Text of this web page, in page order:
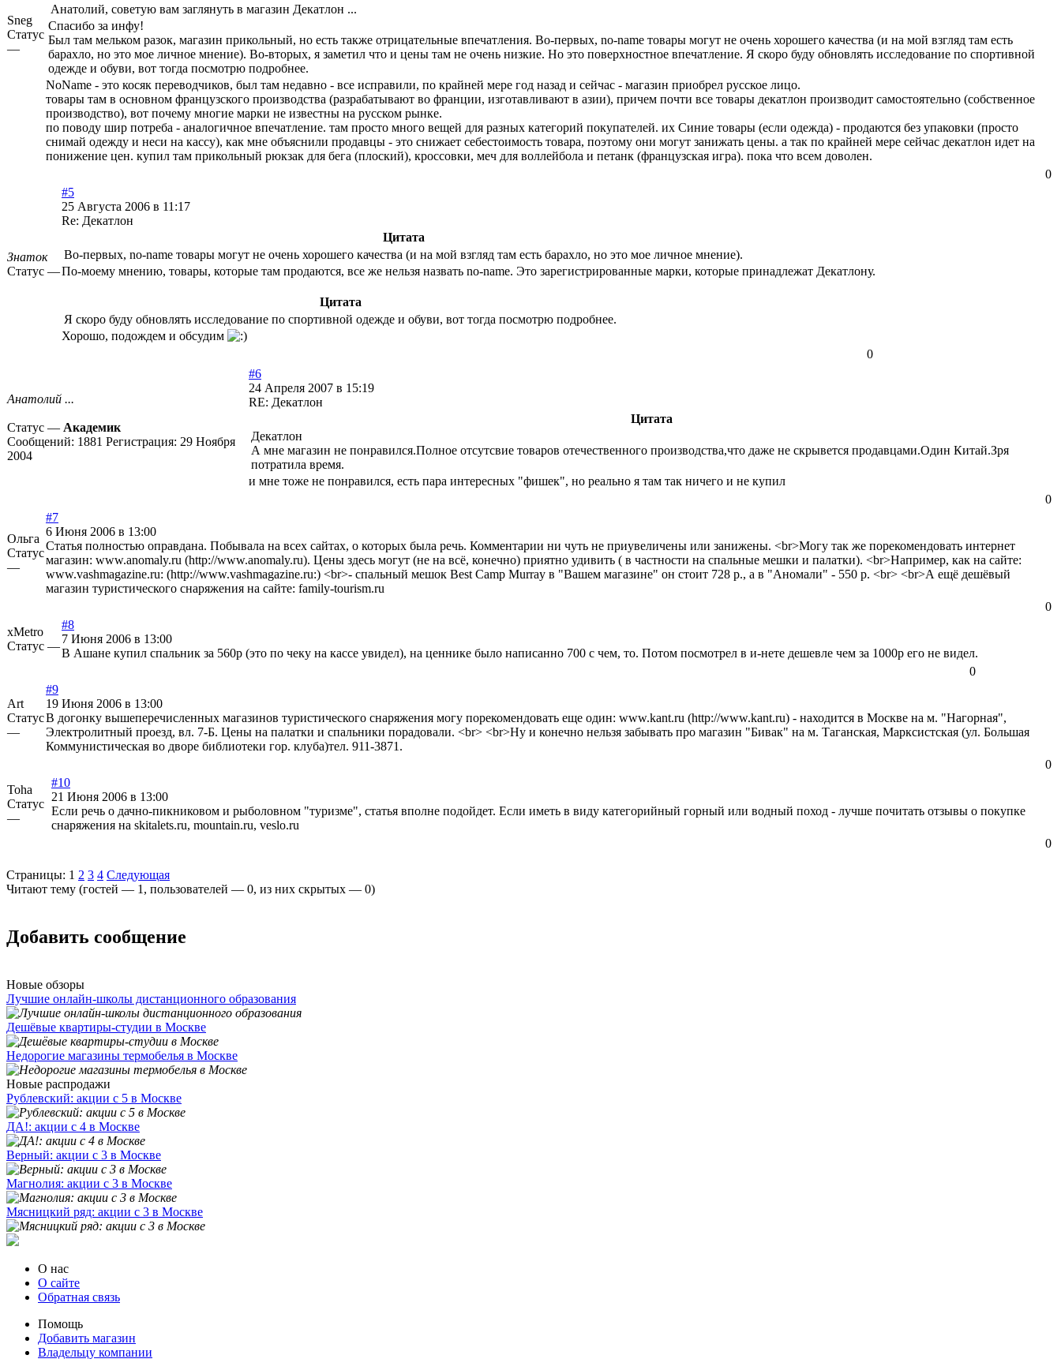
Sneg
Статус
—
Анатолий, советую вам заглянуть в магазин Декатлон ...
Спасибо за инфу!
Был там мельком разок, магазин прикольный, но есть также отрицательные впечатления. Во-первых, no-name товары могут не очень хорошего качества (и на мой взгляд там есть
барахло, но это мое личное мнение). Во-вторых, я заметил что и цены там не очень низкие. Но это поверхностное впечатление. Я скоро буду обновлять исследование по спортивной
одежде и обуви, вот тогда посмотрю подробнее.
NoName - это косяк переводчиков, был там недавно - все исправили, по крайней мере год назад и сейчас - магазин приобрел русское лицо.
товары там в основном французского производства (разрабатывают во франции, изготавливают в азии), причем почти все товары декатлон производит самостоятельно (собственное
производство), вот почему многие марки не известны на русском рынке.
по поводу шир потреба - аналогичное впечатление. там просто много вещей для разных категорий покупателей. их Синие товары (если одежда) - продаются без упаковки (просто
снимай одежду и неси на кассу), как мне объяснили продавцы - это снижает себестоимость товара, поэтому они могут занижать цены. а так по крайней мере сейчас декатлон идет на
понижение цен. купил там прикольный рюкзак для бега (плоский), кроссовки, меч для воллейбола и петанк (французская игра). пока что всем доволен.
0
Знаток
Статус —
#5
25 Августа 2006 в 11:17
Re: Декатлон
Цитата
Во-первых, no-name товары могут не очень хорошего качества (и на мой взгляд там есть барахло, но это мое личное мнение).
По-моему мнению, товары, которые там продаются, все же нельзя назвать no-name. Это зарегистрированные марки, которые принадлежат Декатлону.
Цитата
Я скоро буду обновлять исследование по спортивной одежде и обуви, вот тогда посмотрю подробнее.
Хорошо, подождем и обсудим
0
Анатолий ...
Статус — Академик
Сообщений: 1881 Регистрация: 29 Ноября
2004
#6
24 Апреля 2007 в 15:19
RE: Декатлон
Цитата
Декатлон
А мне магазин не понравился.Полное отсутсвие товаров отечественного производства,что даже не скрывется продавцами.Один Китай.Зря
потратила время.
и мне тоже не понравился, есть пара интересных "фишек", но реально я там так ничего и не купил
0
Ольга
Статус
—
#7
6 Июня 2006 в 13:00
Статья полностью оправдана. Побывала на всех сайтах, о которых была речь. Комментарии ни чуть не приувеличены или занижены. <br>Могу так же порекомендовать интернет
магазин: www.anomaly.ru (http://www.anomaly.ru). Цены здесь могут (не на всё, конечно) приятно удивить ( в частности на спальные мешки и палатки). <br>Например, как на сайте:
www.vashmagazine.ru: (http://www.vashmagazine.ru:) <br>- спальный мешок Best Camp Murray в "Вашем магазине" он стоит 728 р., а в "Аномали" - 550 р. <br> <br>А ещё дешёвый
магазин туристического снаряжения на сайте: family-tourism.ru
0
xМetro
Статус —
#8
7 Июня 2006 в 13:00
В Ашане купил спальник за 560р (это по чеку на кассе увидел), на ценнике было написанно 700 с чем, то. Потом посмотрел в и-нете дешевле чем за 1000р его не видел.
0
Art
Статус
—
#9
19 Июня 2006 в 13:00
В догонку вышеперечисленных магазинов туристического снаряжения могу порекомендовать еще один: www.kant.ru (http://www.kant.ru) - находится в Москве на м. "Нагорная",
Электролитный проезд, вл. 7-Б. Цены на палатки и спальники порадовали. <br> <br>Ну и конечно нельзя забывать про магазин "Бивак" на м. Таганская, Марксистская (ул. Большая
Коммунистическая во дворе библиотеки гор. клуба)тел. 911-3871.
0
Toha
Статус
—
#10
21 Июня 2006 в 13:00
Если речь о дачно-пикниковом и рыболовном "туризме", статья вполне подойдет. Если иметь в виду категорийный горный или водный поход - лучше почитать отзывы о покупке
снаряжения на skitalets.ru, mountain.ru, veslo.ru
0
Страницы: 1 2 3 4 Следующая
Читают тему (гостей — 1 , пользователей — 0, из них скрытых — 0)
Добавить сообщение
Новые обзоры
Лучшие онлайн-школы дистанционного образования
Дешёвые квартиры-студии в Москве
Недорогие магазины термобелья в Москве
Новые распродажи
Рублевский: акции с 5 в Москве
ДА!: акции с 4 в Москве
Верный: акции с 3 в Москве
Магнолия: акции с 3 в Москве
Мясницкий ряд: акции с 3 в Москве
О нас
О сайте
Обратная связь
Помощь
Добавить магазин
Владельцу компании